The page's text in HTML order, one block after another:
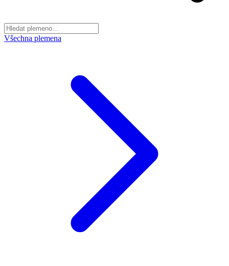
Všechna plemena